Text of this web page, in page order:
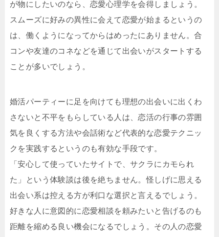
が物にしたいのなら、恋愛心理学を会得しましょう。
スムーズに好みの異性に会えて恋愛が始まるというの
は、働くようになってからはめったにありません。合
コンや友達のコネなどを通じて出会いがスタートする
ことが多いでしょう。
婚活パーティーに足を向けても理想の出会いに出くわ
さないと不平をもらしている人は、恋活の行事の雰囲
気を良くする方法や会話術など代表的な恋愛テクニッ
クを実践するというのも有効な手段です。
「安心して使っていたサイトで、サクラにカモられ
た」という体験談は後を絶ちません。怪しげに思える
出会い系は控える方が利口な選択と言えるでしょう。
好きな人に意図的に恋愛相談を頼みたいと告げるのも
距離を縮める良い機会になるでしょう。その人の恋愛